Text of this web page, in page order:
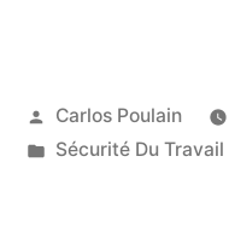
Publié
par
Carlos Poulain
Publié
Sécurité Du